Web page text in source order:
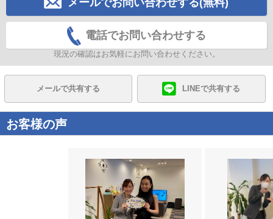
メールでお問い合わせする(無料)
電話でお問い合わせする
現況の確認はお気軽にお問い合わせください。
メールで共有する LINEで共有する
お客様の声